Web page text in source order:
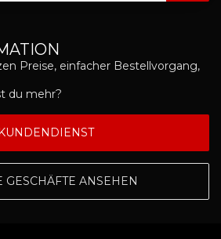
Preise, einfacher Bestellvorgang,
du mehr?
GESCHÄFTE ANSEHEN